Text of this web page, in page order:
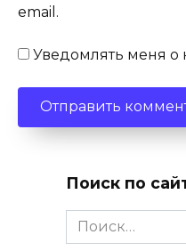
email.
Уведомлять меня о
Поиск по
Search
for: